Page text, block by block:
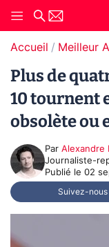
Accueil Meilleur
Plus de
10 tournent
obsolète ou
Par Alexandre
Journaliste-
Publié le 02
Suivez-nous